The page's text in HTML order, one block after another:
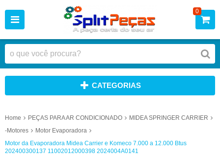
0
CATEGORIAS
Home PEÇAS PARA AR CONDICIONADO
MIDEA SPRINGER CARRIER
-Motores
Motor Evaporadora
Motor da Evaporadora Midea Carrier e Komeco 7.000 a 12.000 Btus
202400300137 11002012000398 2024004A0141